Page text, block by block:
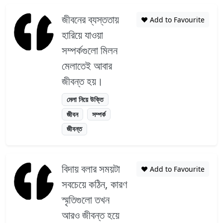
জীবনের ব্যস্ততায়
হারিয়ে যাওয়া
সম্পর্কগুলো মিলন
মেলাতেই আবার
জীবন্ত হয়।
মেলা নিয়ে উক্তি
জীবন
সম্পর্ক
জীবন্ত
❤️ Add to Favourite
বিদায় বলার সময়টা
সবচেয়ে কঠিন, কারণ
স্মৃতিগুলো তখন
আরও জীবন্ত হয়ে
❤️ Add to Favourite